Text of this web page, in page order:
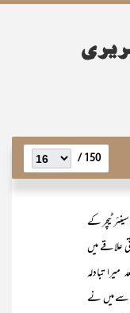
150 /
ٹیچر کے
علاقے میں
تبادلہ
سے میں نے